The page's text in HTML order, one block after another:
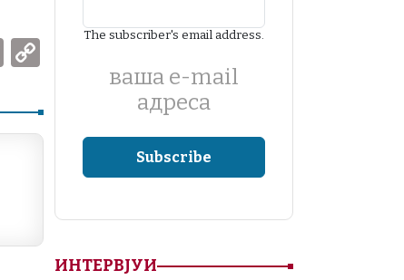
E
m
ai
l
p
y
k
The subscriber's email address.
ваша е-mail
адреса
ИНТЕРВЈУИ